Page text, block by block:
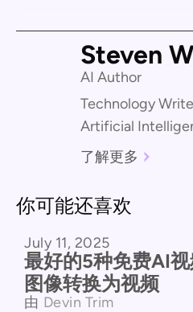
Steven
AI Author
Technology
Artificial
了解更多
你可能还喜欢
July 11, 2025
最好的5种免费AI
图像转换为视频
由 Devin Trim